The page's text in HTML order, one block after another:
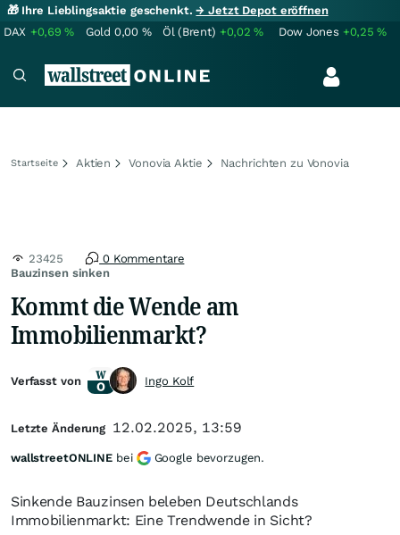
🎁 Ihre Lieblingsaktie geschenkt.→ Jetzt Depot eröffnen
DAX +0,69% Gold 0,00 % Öl (Brent) +0,02% Dow Jones +0,25%
Startseite Aktien Vonovia Aktie Nachrichten zu Vonovia
Bauzinsen sinken
23425 0 Kommentare
Kommt die Wende am
Immobilienmarkt?
Sinkende Bauzinsen beleben Deutschlands
Immobilienmarkt: Eine Trendwende in Sicht?
Verfasst von Ingo Kolf
Letzte Änderung 12.02.2025, 13:59
wallstreetONLINE bei Google bevorzugen.